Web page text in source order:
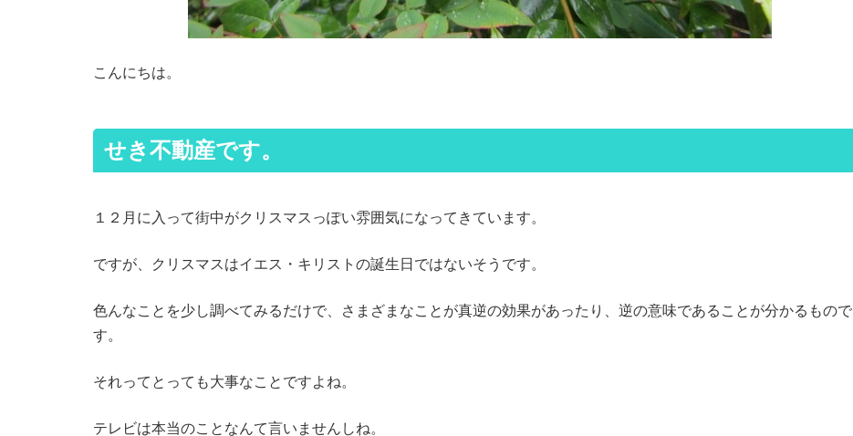
こんにちは。
せき不動産です。
１２月に入って街中がクリスマスっぽい雰囲気になってきています。
ですが、クリスマスはイエス・キリストの誕生日ではないそうです。
色んなことを少し調べてみるだけで、さまざまなことが真逆の効果があったり、逆の意味であることが分かるもので
す。
それってとっても大事なことですよね。
テレビは本当のことなんて言いませんしね。